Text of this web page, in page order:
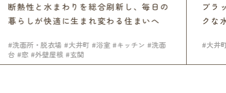
熱性と水まわりを総合刷新し、毎日の
らしが快適に生まれ変わる住まいへ
洗面所・脱衣場 #大井町 #浴室 #キッチン #洗面
#窓 #外壁屋根 #玄関
ブラ
クな水
#大井町